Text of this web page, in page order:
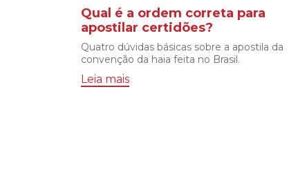
Qual é a ordem correta para
apostilar certidões?
Quatro dúvidas básicas sobre a apostila da
convenção da haia feita no Brasil.
Leia mais